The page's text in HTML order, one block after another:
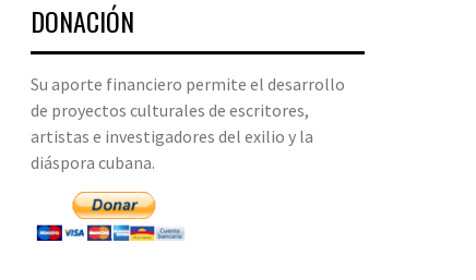
DONACIÓN
Su aporte financiero permite el desarrollo
de proyectos culturales de escritores,
artistas e investigadores del exilio y la
diáspora cubana.